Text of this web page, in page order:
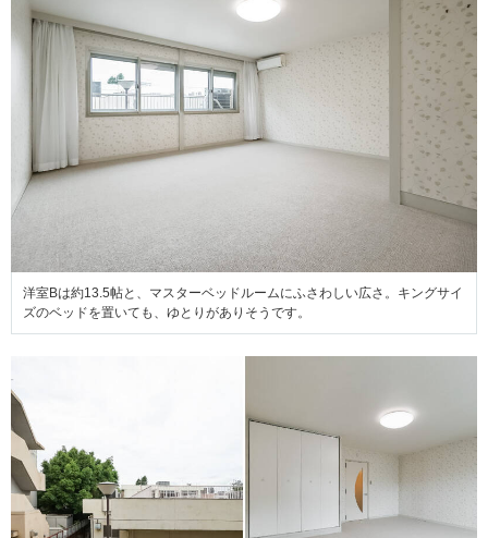
洋室Bは約13.5帖と、マスターベッドルームにふさわしい広さ。キングサイ
ズのベッドを置いても、ゆとりがありそうです。